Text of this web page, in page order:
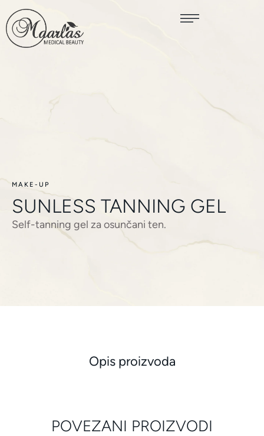
MAKE-UP
SUNLESS TANNING GEL
Self-tanning gel za osunčani ten.
Opis proizvoda
POVEZANI PROIZVODI